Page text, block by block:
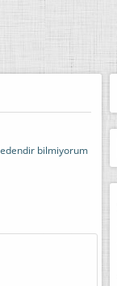
bilmiyorum